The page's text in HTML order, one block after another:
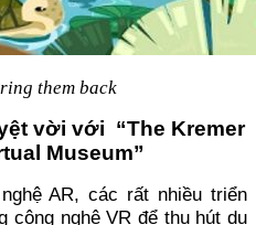
them back
vời với “The Kremer
Museum”
AR, các rất nhiều triển
công nghệ VR để thu hút du